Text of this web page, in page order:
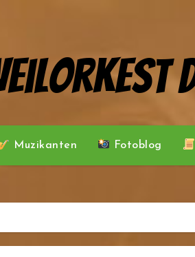
Muzikanten Fotoblog